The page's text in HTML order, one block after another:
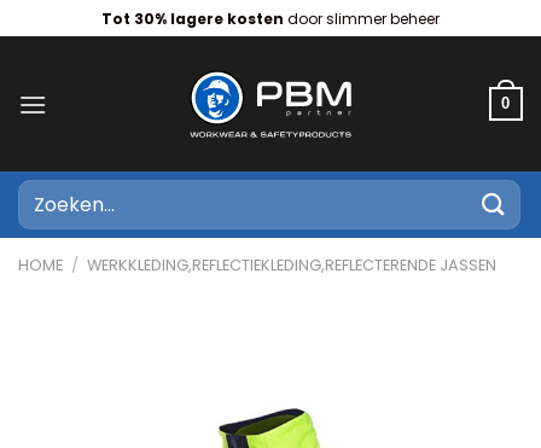
naar
Tot 30% lagere kosten door slimmer beheer
0
Zoeken
naar:
HOME / WERKKLEDING,REFLECTIEKLEDING,REFLECTERENDE JASSEN